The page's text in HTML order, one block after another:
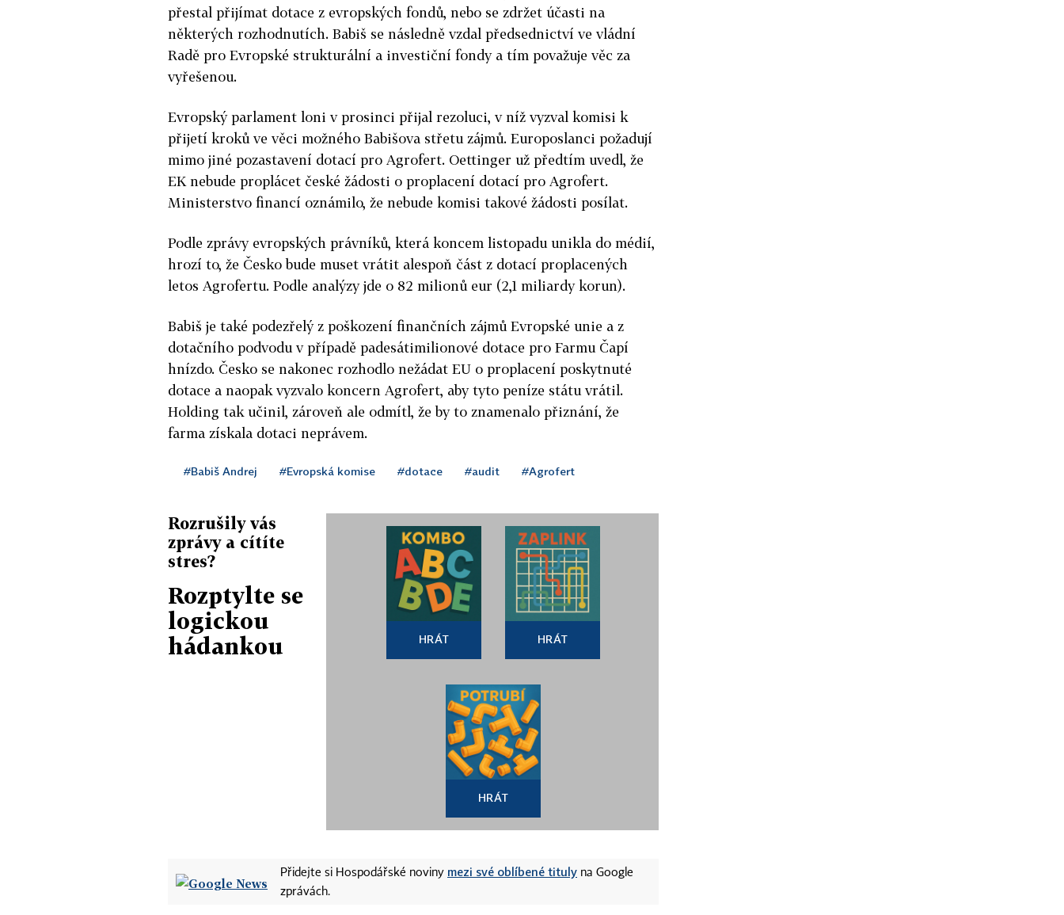
přestal přijímat dotace z evropských fondů, nebo se zdržet účasti na
některých rozhodnutích. Babiš se následně vzdal předsednictví ve vládní
Radě pro Evropské strukturální a investiční fondy a tím považuje věc za
vyřešenou.
Evropský parlament loni v prosinci přijal rezoluci, v níž vyzval komisi k
přijetí kroků ve věci možného Babišova střetu zájmů. Europoslanci požadují
mimo jiné pozastavení dotací pro Agrofert. Oettinger už předtím uvedl, že
EK nebude proplácet české žádosti o proplacení dotací pro Agrofert.
Ministerstvo financí oznámilo, že nebude komisi takové žádosti posílat.
Podle zprávy evropských právníků, která koncem listopadu unikla do médií,
hrozí to, že Česko bude muset vrátit alespoň část z dotací proplacených
letos Agrofertu. Podle analýzy jde o 82 milionů eur (2,1 miliardy korun).
Babiš je také podezřelý z poškození finančních zájmů Evropské unie a z
dotačního podvodu v případě padesátimilionové dotace pro Farmu Čapí
hnízdo. Česko se nakonec rozhodlo nežádat EU o proplacení poskytnuté
dotace a naopak vyzvalo koncern Agrofert, aby tyto peníze státu vrátil.
Holding tak učinil, zároveň ale odmítl, že by to znamenalo přiznání, že
farma získala dotaci neprávem.
#Babiš Andrej #Evropská komise #dotace #audit #Agrofert
Rozrušily vás
zprávy a cítíte
stres?
Rozptylte se
logickou
hádankou
HRÁT HRÁT
HRÁT
Přidejte si Hospodářské noviny mezi své oblíbené tituly na Google
zprávách.